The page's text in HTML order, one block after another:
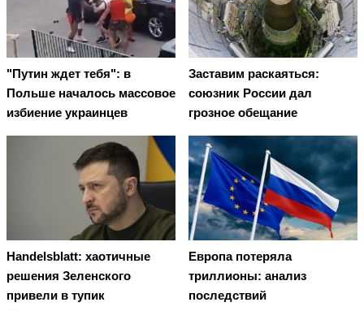
"Путин ждет тебя": в
Польше началось массовое
избиение украинцев
Заставим раскаяться:
союзник России дал
грозное обещание
Handelsblatt: хаотичные
решения Зеленского
привели в тупик
Европа потеряла
триллионы: анализ
последствий